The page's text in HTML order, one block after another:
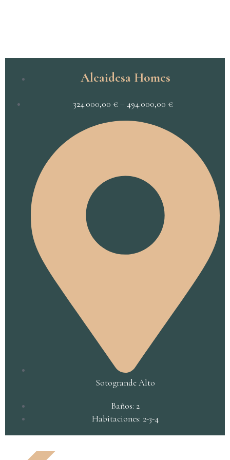
Alcaidesa Homes
324.000,00 €–494.000,00 €
Sotogrande Alto
Baños: 2
Habitaciones: 2-3-4